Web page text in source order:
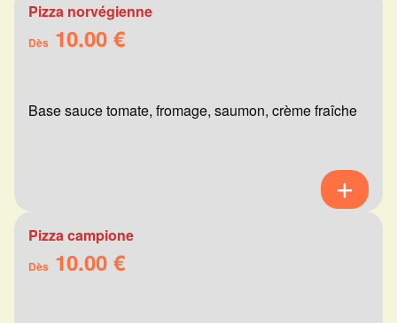
Pizza norvégienne
Dès 10.00 €
Base sauce tomate, fromage, saumon, crème fraîche
Pizza campione
Dès 10.00 €